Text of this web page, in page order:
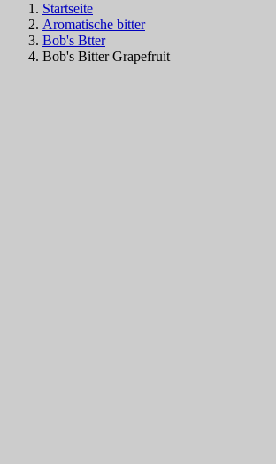
Startseite
Aromatische bitter
Bob's Btter
Bob's Bitter Grapefruit